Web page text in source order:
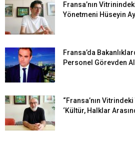
Fransa’nın
Yönetmeni Hüseyin
Fransa’da
Personel Görevden
“Fransa’nın
‘Kültür, Halklar